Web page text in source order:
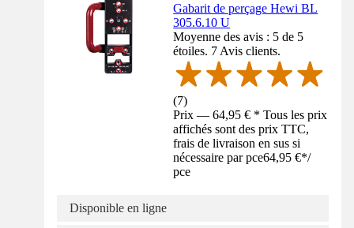
Gabarit de perçage Hewi BL
305.6.10 U
Moyenne des avis : 5 de 5
étoiles. 7 Avis clients.
(7)
Prix — 64,95 € * Tous les prix
affichés sont des prix TTC,
frais de livraison en sus si
nécessaire par pce64,95 €*/
pce
Disponible en ligne